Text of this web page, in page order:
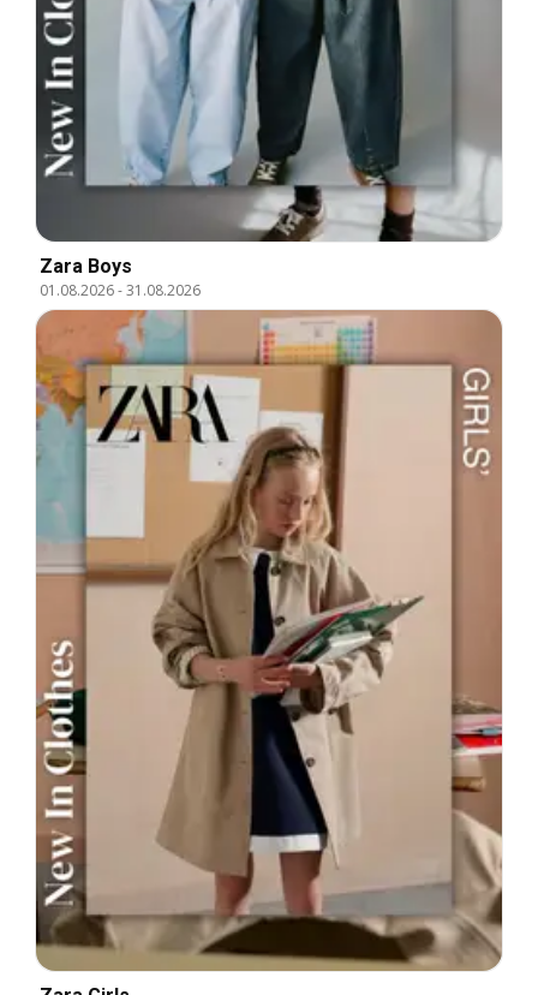
Zara Boys
01.08.2026-31.08.2026